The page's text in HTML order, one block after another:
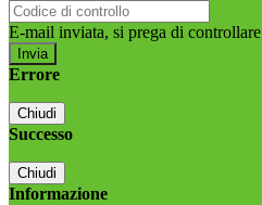
E-mail inviata, si prega di
Errore
Chiudi
Successo
Chiudi
Informazione